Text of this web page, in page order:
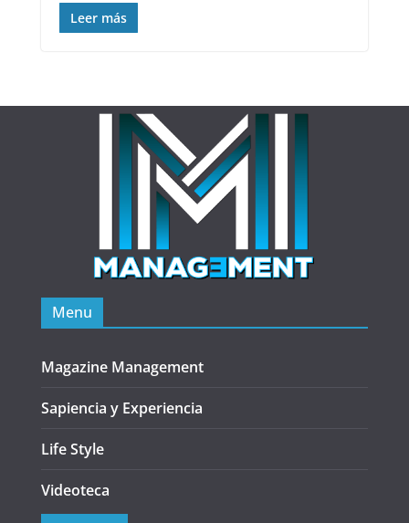
Leer más
Menu
Magazine Management
Sapiencia y Experiencia
Life Style
Videoteca